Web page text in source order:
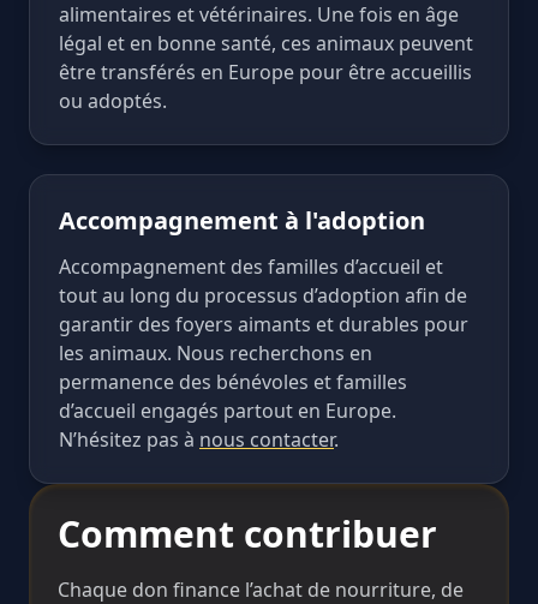
alimentaires et vétérinaires. Une fois en âge
légal et en bonne santé, ces animaux peuvent
être transférés en Europe pour être accueillis
ou adoptés.
Accompagnement à l'adoption
Accompagnement des familles d’accueil et
tout au long du processus d’adoption afin de
garantir des foyers aimants et durables pour
les animaux. Nous recherchons en
permanence des bénévoles et familles
d’accueil engagés partout en Europe.
N’hésitez pas à nous contacter.
Comment contribuer
Chaque don finance l’achat de nourriture, de